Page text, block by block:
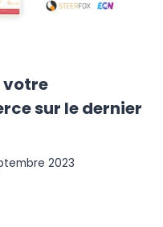
votre
sur le dernier
2023